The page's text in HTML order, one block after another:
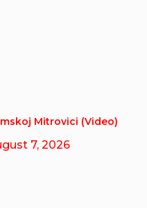
Mitrovici (Video)
7, 2026